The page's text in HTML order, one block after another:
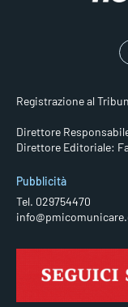
Registrazione al
Direttore
Direttore Editoriale:
Pubblicità
Tel. 029754470